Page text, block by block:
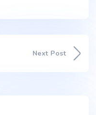
Next Post